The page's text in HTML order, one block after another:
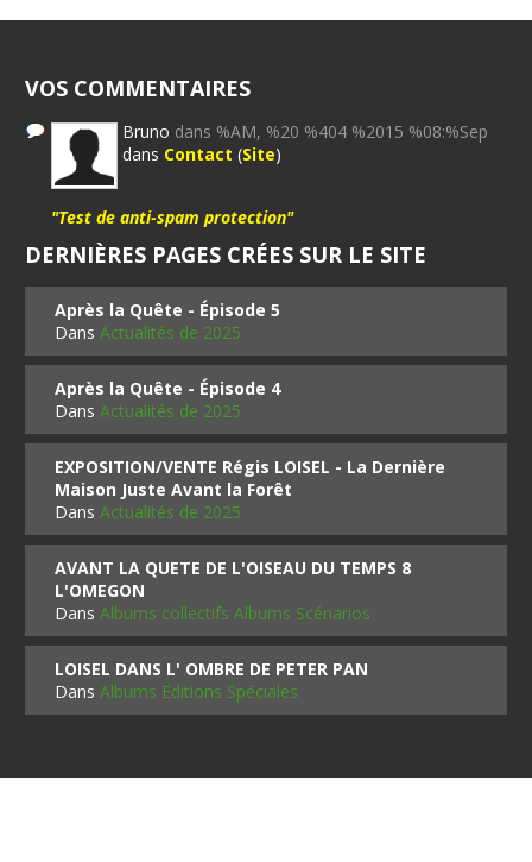
VOS COMMENTAIRES
Bruno dans %AM, %20 %404 %2015 %08:%Sep
dans Contact (Site)
"Test de anti-spam protection"
DERNIÈRES PAGES CRÉES SUR LE SITE
Après la Quête - Épisode 5
DansActualités de 2025
Après la Quête - Épisode 4
DansActualités de 2025
EXPOSITION/VENTE Régis LOISEL - La Dernière
Maison Juste Avant la Forêt
DansActualités de 2025
AVANT LA QUETE DE L'OISEAU DU TEMPS 8
L'OMEGON
DansAlbums collectifs Albums Scénarios
LOISEL DANS L' OMBRE DE PETER PAN
DansAlbums Editions Spéciales